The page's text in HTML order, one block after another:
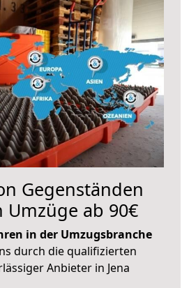
Gegenständen
ab 90€
in der Umzugsbranche
durch die qualifizierten
Anbieter in Jena